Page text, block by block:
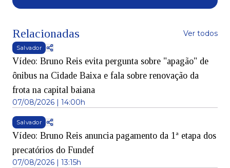
Relacionadas Ver todos
Salvador
Vídeo: Bruno Reis evita pergunta sobre "apagão" de
ônibus na Cidade Baixa e fala sobre renovação da
frota na capital baiana
07/08/2026 | 14:00h
Salvador
Vídeo: Bruno Reis anuncia pagamento da 1ª etapa dos
precatórios do Fundef
07/08/2026 | 13:15h